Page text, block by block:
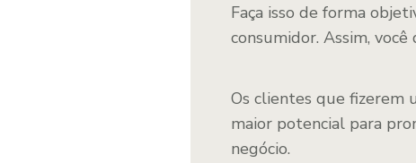
Faça isso de forma
consumidor. Assim,
Os clientes que fizerem
maior potencial para
negócio.